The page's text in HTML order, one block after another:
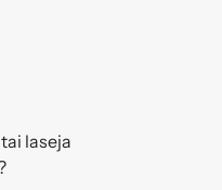
laseja